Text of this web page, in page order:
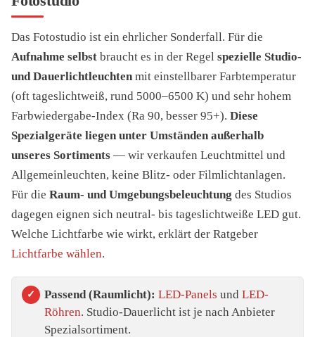
Das Fotostudio ist ein ehrlicher Sonderfall. Für die
Aufnahme selbst braucht es in der Regel spezielle Studio-
und Dauerlichtleuchten mit einstellbarer Farbtemperatur
(oft tageslichtweiß, rund 5000–6500 K) und sehr hohem
Farbwiedergabe-Index (Ra 90, besser 95+). Diese
Spezialgeräte liegen unter Umständen außerhalb
unseres Sortiments — wir verkaufen Leuchtmittel und
Allgemeinleuchten, keine Blitz- oder Filmlichtanlagen.
Für die Raum- und Umgebungsbeleuchtung des Studios
dagegen eignen sich neutral- bis tageslichtweiße LED gut.
Welche Lichtfarbe wie wirkt, erklärt der Ratgeber
Lichtfarbe wählen.
Passend (Raumlicht): LED-Panels und LED-
Röhren. Studio-Dauerlicht ist je nach Anbieter
Spezialsortiment.